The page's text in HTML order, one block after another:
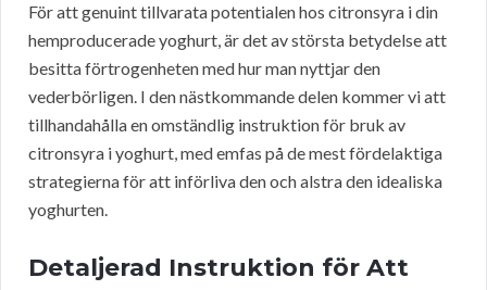
För att genuint tillvarata potentialen hos citronsyra i din
hemproducerade yoghurt, är det av största betydelse att
besitta förtrogenheten med hur man nyttjar den
vederbörligen. I den nästkommande delen kommer vi att
tillhandahålla en omständlig instruktion för bruk av
citronsyra i yoghurt, med emfas på de mest fördelaktiga
strategierna för att införliva den och alstra den idealiska
yoghurten.
Detaljerad Instruktion för Att